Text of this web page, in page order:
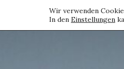
Wir verwenden
In den Einstellungen